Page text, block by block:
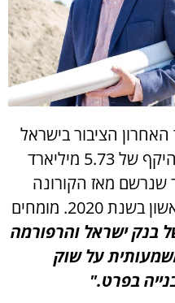
הציבור בישראל
לקח מהבנקים משכנתאות בהיקף של 5.73 מיליארד
שנרשם מאז הקורונה
אשר הגיע לפתחנו בסגר הראשון בשנת 2020. מומחים
בנק ישראל והרפורמה
על שוק
בפרט."